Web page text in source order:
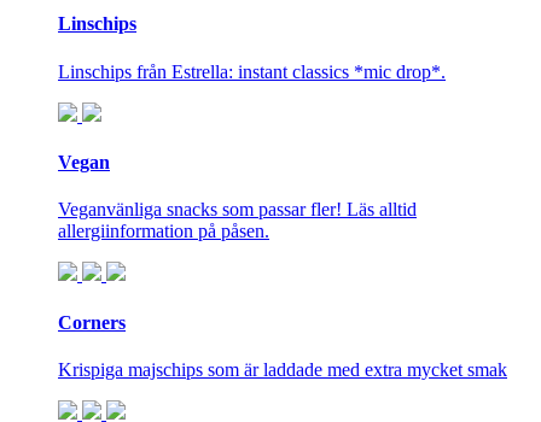
Linschips
Linschips från Estrella: instant classics *mic drop*.
Vegan
Veganvänliga snacks som passar fler! Läs alltid
allergiinformation på påsen.
Corners
Krispiga majschips som är laddade med extra mycket smak